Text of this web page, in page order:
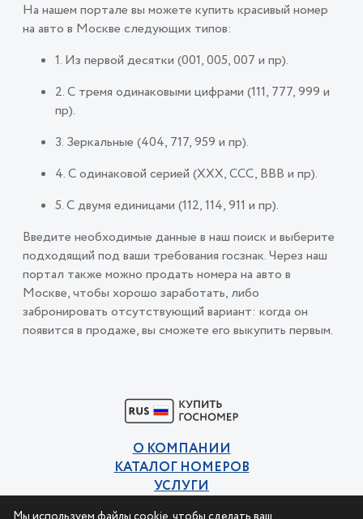
На нашем портале вы можете купить красивый номер
на авто в Москве следующих типов:
1. Из первой десятки (001, 005, 007 и пр).
2. С тремя одинаковыми цифрами (111, 777, 999 и
пр).
3. Зеркальные (404, 717, 959 и пр).
4. С одинаковой серией (ХХХ, ССС, ВВВ и пр).
5. С двумя единицами (112, 114, 911 и пр).
Введите необходимые данные в наш поиск и выберите
подходящий под ваши требования госзнак. Через наш
портал также можно продать номера на авто в
Москве, чтобы хорошо заработать, либо
забронировать отсутствующий вариант: когда он
появится в продаже, вы сможете его выкупить первым.
О КОМПАНИИ
КАТАЛОГ НОМЕРОВ
УСЛУГИ